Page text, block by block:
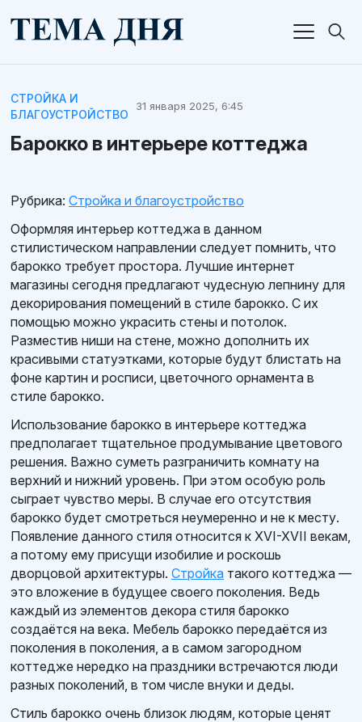
СТРОЙКА И
БЛАГОУСТРОЙСТВО
31 января 2025, 6:45
Барокко в интерьере коттеджа
Рубрика: Стройка и благоустройство
Оформляя интерьер коттеджа в данном
стилистическом направлении следует помнить, что
барокко требует простора. Лучшие интернет
магазины сегодня предлагают чудесную лепнину для
декорирования помещений в стиле барокко. С их
помощью можно украсить стены и потолок.
Разместив ниши на стене, можно дополнить их
красивыми статуэтками, которые будут блистать на
фоне картин и росписи, цветочного орнамента в
стиле барокко.
Использование барокко в интерьере коттеджа
предполагает тщательное продумывание цветового
решения. Важно суметь разграничить комнату на
верхний и нижний уровень. При этом особую роль
сыграет чувство меры. В случае его отсутствия
барокко будет смотреться неумеренно и не к месту.
Появление данного стиля относится к XVI-XVII векам,
а потому ему присущи изобилие и роскошь
дворцовой архитектуры. Стройка такого коттеджа —
это вложение в будущее своего поколения. Ведь
каждый из элементов декора стиля барокко
создаётся на века. Мебель барокко передаётся из
поколения в поколения, а в самом загородном
коттедже нередко на праздники встречаются люди
разных поколений, в том числе внуки и деды.
Стиль барокко очень близок людям, которые ценят